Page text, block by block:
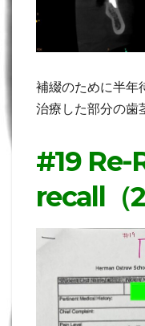
補綴のために半年
治療した部分の歯
#19 Re-
recall（